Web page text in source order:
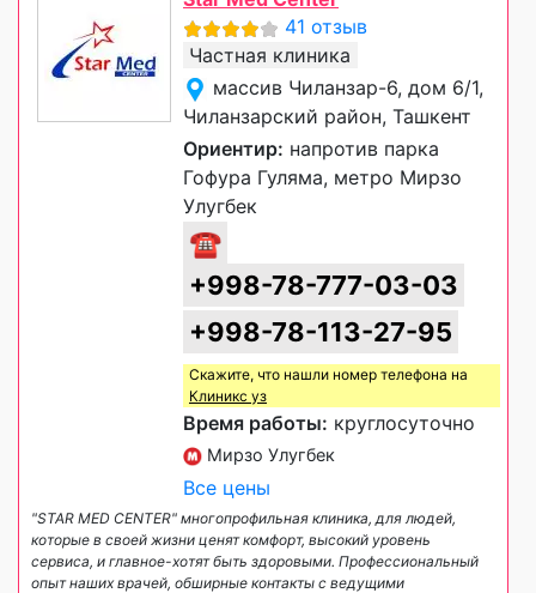
41 отзыв
Частная клиника
массив Чиланзар-6, дом 6/1,
Чиланзарский район, Ташкент
Ориентир: напротив парка
Гофура Гуляма, метро Мирзо
Улугбек
☎
+998-78-777-03-03
+998-78-113-27-95
Скажите, что нашли номер телефона на
Клиникс уз
Время работы: круглосуточно
Мирзо Улугбек
Все цены
"STAR MED CENTER" многопрофильная клиника, для людей,
которые в своей жизни ценят комфорт, высокий уровень
сервиса, и главное-хотят быть здоровыми. Профессиональный
опыт наших врачей, обширные контакты с ведущими